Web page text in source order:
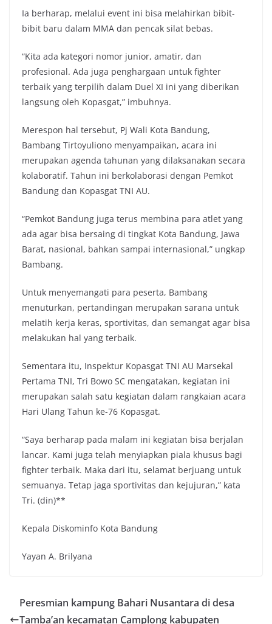
Ia berharap, melalui event ini bisa melahirkan bibit-
bibit baru dalam MMA dan pencak silat bebas.
“Kita ada kategori nomor junior, amatir, dan
profesional. Ada juga penghargaan untuk fighter
terbaik yang terpilih dalam Duel XI ini yang diberikan
langsung oleh Kopasgat,” imbuhnya.
Merespon hal tersebut, Pj Wali Kota Bandung,
Bambang Tirtoyuliono menyampaikan, acara ini
merupakan agenda tahunan yang dilaksanakan secara
kolaboratif. Tahun ini berkolaborasi dengan Pemkot
Bandung dan Kopasgat TNI AU.
“Pemkot Bandung juga terus membina para atlet yang
ada agar bisa bersaing di tingkat Kota Bandung, Jawa
Barat, nasional, bahkan sampai internasional,” ungkap
Bambang.
Untuk menyemangati para peserta, Bambang
menuturkan, pertandingan merupakan sarana untuk
melatih kerja keras, sportivitas, dan semangat agar bisa
melakukan hal yang terbaik.
Sementara itu, Inspektur Kopasgat TNI AU Marsekal
Pertama TNI, Tri Bowo SC mengatakan, kegiatan ini
merupakan salah satu kegiatan dalam rangkaian acara
Hari Ulang Tahun ke-76 Kopasgat.
“Saya berharap pada malam ini kegiatan bisa berjalan
lancar. Kami juga telah menyiapkan piala khusus bagi
fighter terbaik. Maka dari itu, selamat berjuang untuk
semuanya. Tetap jaga sportivitas dan kejujuran,” kata
Tri. (din)**
Kepala Diskominfo Kota Bandung
Yayan A. Brilyana
Peresmian kampung Bahari Nusantara di desa
Tamba’an kecamatan Camplong kabupaten